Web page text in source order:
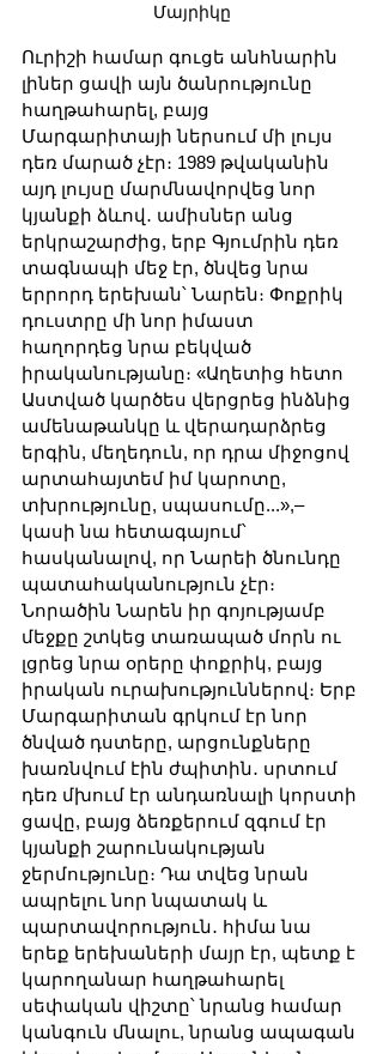
Մայրիկը
Ուրիշի համար գուցե անհնարին
լիներ ցավի այն ծանրությունը
հաղթահարել, բայց
Մարգարիտայի ներսում մի լույս
դեռ մարած չէր։ 1989 թվականին
այդ լույսը մարմնավորվեց նոր
կյանքի ձևով․ ամիսներ անց
երկրաշարժից, երբ Գյումրին դեռ
տագնապի մեջ էր, ծնվեց նրա
երրորդ երեխան՝ Նարեն։ Փոքրիկ
դուստրը մի նոր իմաստ
հաղորդեց նրա բեկված
իրականությանը։ «Աղետից հետո
Աստված կարծես վերցրեց ինձնից
ամենաթանկը և վերադարձրեց
երգին, մեղեդուն, որ դրա միջոցով
արտահայտեմ իմ կարոտը,
տխրությունը, սպասումը...»,–
կասի նա հետագայում՝
հասկանալով, որ Նարեի ծնունդը
պատահականություն չէր։
Նորածին Նարեն իր գոյությամբ
մեջքը շտկեց տառապած մորն ու
լցրեց նրա օրերը փոքրիկ, բայց
իրական ուրախություններով։ Երբ
Մարգարիտան գրկում էր նոր
ծնված դստերը, արցունքները
խառնվում էին ժպիտին․ սրտում
դեռ մխում էր անդառնալի կորստի
ցավը, բայց ձեռքերում զգում էր
կյանքի շարունակության
ջերմությունը։ Դա տվեց նրան
ապրելու նոր նպատակ և
պարտավորություն․ հիմա նա
երեք երեխաների մայր էր, պետք է
կարողանար հաղթահարել
սեփական վիշտը՝ նրանց համար
կանգուն մնալու, նրանց ապագան